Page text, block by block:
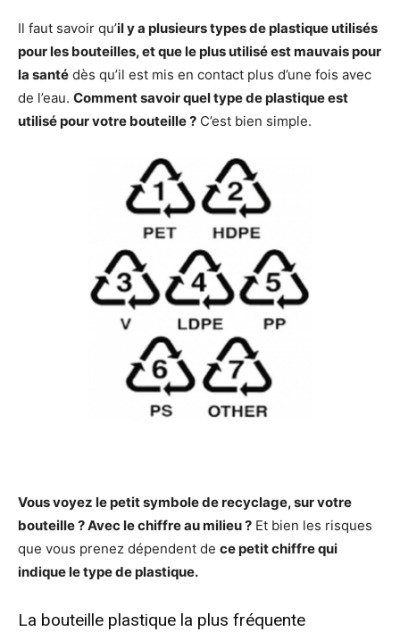
Il faut savoir qu’il y a plusieurs types de plastique utilisés
pour les bouteilles, et que le plus utilisé est mauvais pour
la santé dès qu’il est mis en contact plus d’une fois avec
de l’eau. Comment savoir quel type de plastique est
utilisé pour votre bouteille ? C’est bien simple.
Vous voyez le petit symbole de recyclage, sur votre
bouteille ? Avec le chiffre au milieu ? Et bien les risques
que vous prenez dépendent de ce petit chiffre qui
indique le type de plastique.
La bouteille plastique la plus fréquente